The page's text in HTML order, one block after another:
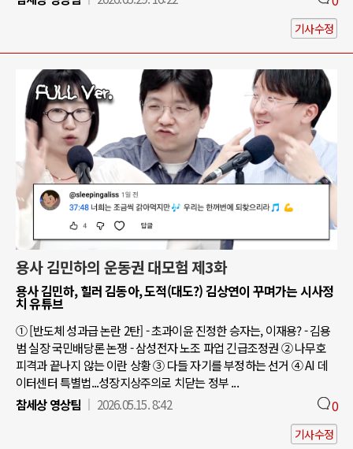
기사수정
용사 김민하의 운동권 대모험 제3화
용사 김민하, 힐러 김동아, 도적(대도?) 김상연이 꾸며가는 시사정
치 유튜브
① [반도체 성과급 논란 2탄] - 초과이윤 진정한 승자는, 이재용? - 김용
범 실장 국민배당론 논쟁 - 삼성전자 노조 파업 긴급조정권 ② 나무호
피격과 끝나지 않는 이란 상황 ③ 다들 자기를 부정하는 선거 ④ AI 데
이터센터 특별법...성장지상주의로 치닫는 정부 ...
참세상 영상팀
2026.05.15. 8:42 0
기사수정